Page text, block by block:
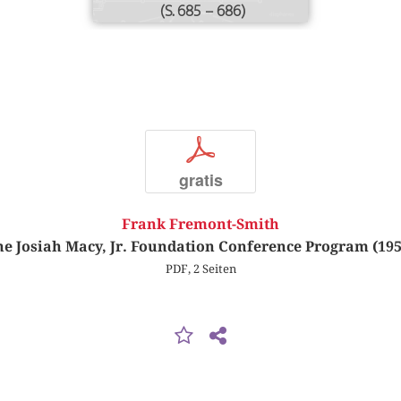
(S. 685 – 686)
p
gratis
Frank Fremont-Smith
Josiah Macy, Jr. Foundation Conference Program
PDF, 2 Seiten